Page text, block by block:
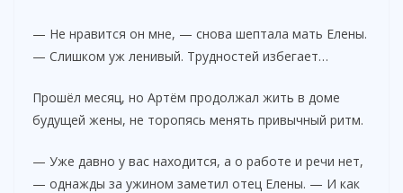
— Не нравится он мне, — снова шептала мать Елены.
— Слишком уж ленивый. Трудностей избегает…
Прошёл месяц, но Артём продолжал жить в доме
будущей жены, не торопясь менять привычный ритм.
— Уже давно у вас находится, а о работе и речи нет,
— однажды за ужином заметил отец Елены. — И как